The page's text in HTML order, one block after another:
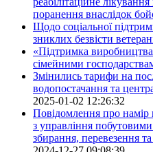
поранення внаслідок
Щодо соціальної
зниклих безвісти
«Підтримка
сімейними
Змінились тарифи на
водопостачання та
2025-01-02 12:26:32
Повідомлення про
з управління
збирання, перевезення